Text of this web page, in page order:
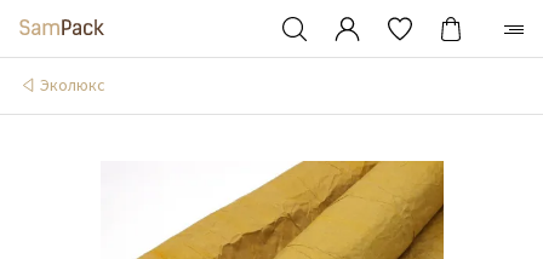
Эколюкс